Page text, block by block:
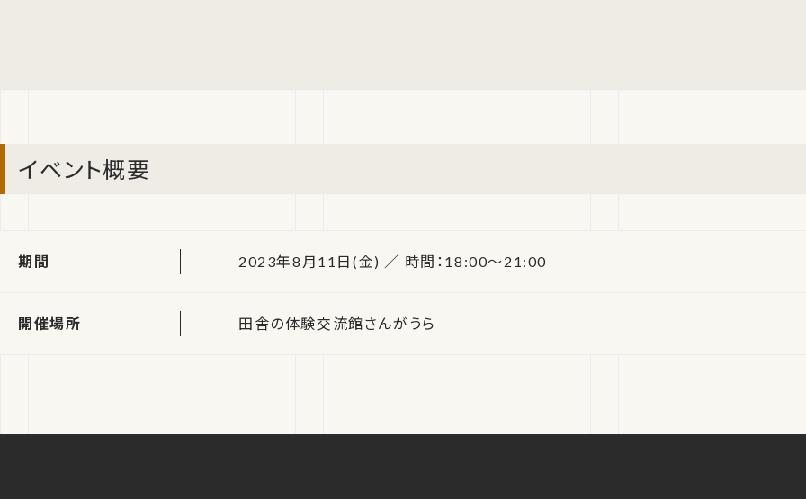
イベント概要
期間 2023年8月11日(金) ／ 時間：18:00～21:00
開催場所 田舎の体験交流館さんがうら